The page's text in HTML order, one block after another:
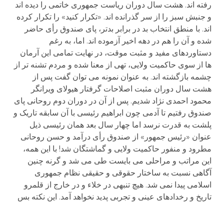
رفته اند. هشت سال دوران ریاست جمهوری خاتمی را دیده اند
و جنبش سبز را از سر گذرانده اند. «تکرار کنید» را تکرار کرده
اند. با منطق انتخاب بد در برابر بدتر، پای صندوق رأی حاضر
شده و آن را هم در دهه اخیر آزموده اند. اما، به رغم
دستاوردهای مفید و مثبت موقت، در نهایت تمامی این آرمان
ها از سوی حاکمیت ولایی، تهی از معنا شده و مردم تشنه تر از
چشمه بازگشته اند. به عنوان نمونه می توان گفت پس از
هشت سال دوران مثبت اصلاحات گرفتار هیولای ویرانگر
محمود احمدی نژاد شدیم. پس از آن در دوران دوم روحانی پای
صندوق رفتیم تا آدمی چون ابراهیم رئیسی با آن سابقه تاریک و
پلشت به قدرت نرسد اما چهار سال بعد همان رئیسی ذیل
عنوان «رئیس جمهور» از صندوق رأی درآمد و حسن روحانی
مطرود و منفور حاکمیت ولایی و گماشتگان شد! با این همه،
این مراتب و مراحلی می بایست طی می شد و گرنه چنین
آگاهی نسبت به ساختار حقوقی و حقیقی نظام جمهوری
اسلامی پیدا نمی شد. هیچ تنبهی در خلاء و در خارج از قلمرو
تاریخ و رخدادهای عینی و تجربی پدید نخواهد آمد. این نکته بس